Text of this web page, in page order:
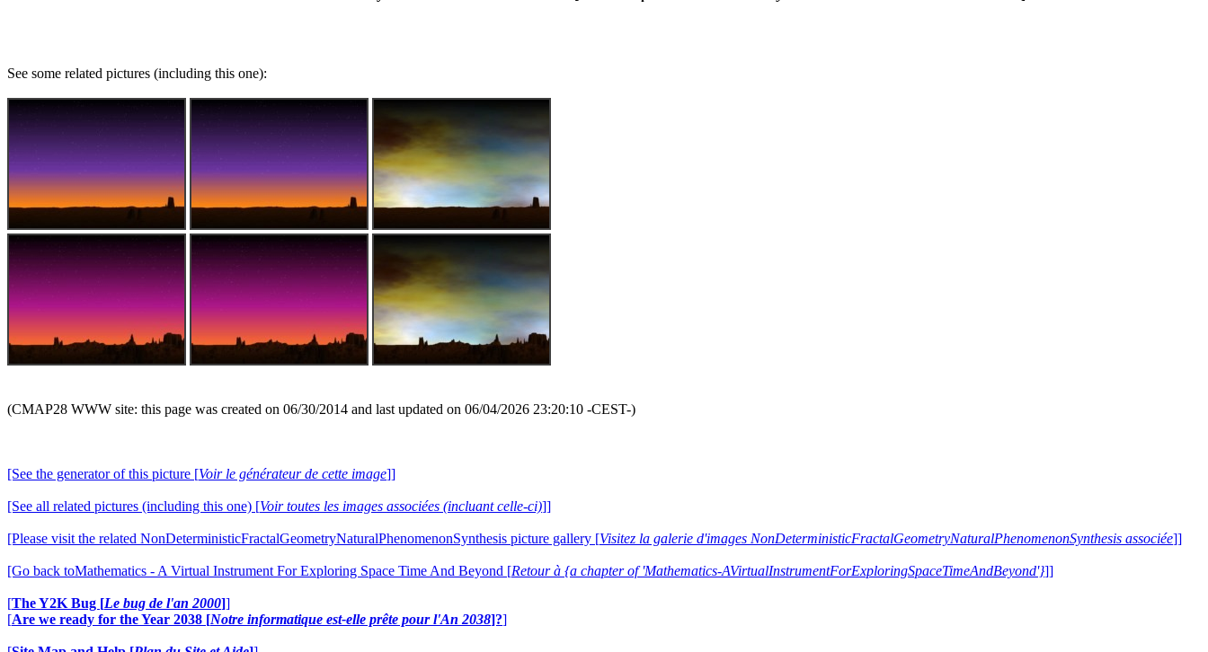
See some related pictures (including this one):
(CMAP28 WWW site: this page was created on 06/30/2014 and last updated on 06/04/2026 23:20:10 -CEST-)
[See the generator of this picture [Voir le générateur de cette image]]
[See all related pictures (including this one) [Voir toutes les images associées (incluant celle-ci)]]
[Please visit the related NonDeterministicFractalGeometryNaturalPhenomenonSynthesis picture gallery [Visitez la galerie d'images NonDeterministicFractalGeometryNaturalPhenomenonSynthesis associée]]
[Go back toMathematics - A Virtual Instrument For Exploring Space Time And Beyond [Retour à {a chapter of 'Mathematics-AVirtualInstrumentForExploringSpaceTimeAndBeyond'}]]
[The Y2K Bug [Le bug de l'an 2000]]
[Are we ready for the Year 2038 [Notre informatique est-elle prête pour l'An 2038]?]